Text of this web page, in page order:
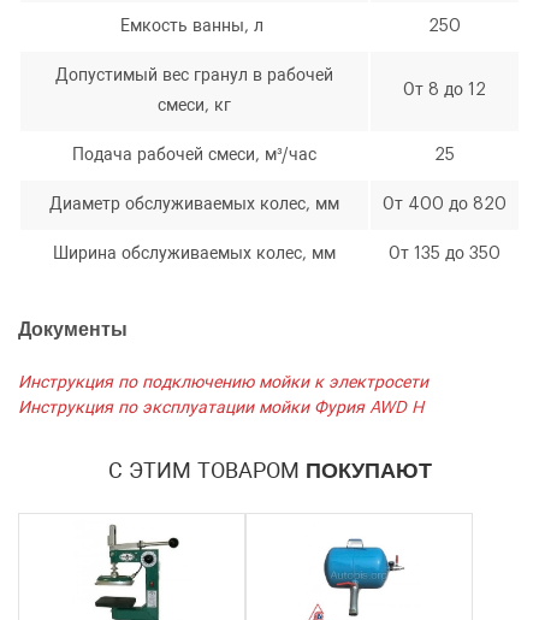
Емкость ванны, л 250
Допустимый вес гранул в рабочей
смеси, кг
От 8 до 12
Подача рабочей смеси, м³/час 25
Диаметр обслуживаемых колес, мм От 400 до 820
Ширина обслуживаемых колес, мм От 135 до 350
Документы
Инструкция по подключению мойки к электросети
Инструкция по эксплуатации мойки Фурия AWD H
С ЭТИМ ТОВАРОМ ПОКУПАЮТ